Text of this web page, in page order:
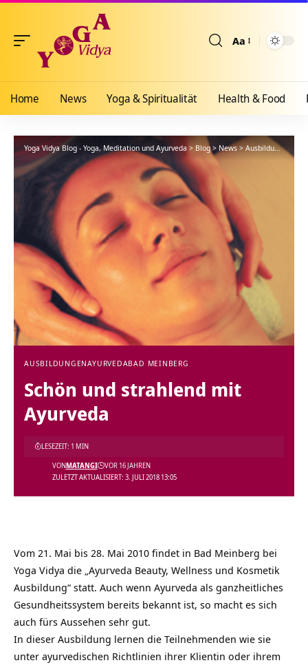
Aa
Home News Yoga & Spiritualität Health & Food
Yoga Vidya Blog - Yoga, Meditation und Ayurveda >Blog> News>Ausbildungen
AUSBILDUNGENAYURVEDABAD MEINBERG
Schön und strahlend mit
Ayurveda
ZULETZT AKTUALISIERT: 3. JULI 2018 13:05
VONMATANGI VOR 16 JAHREN
LESEZEIT: 1 MIN
Vom 21. Mai bis 28. Mai 2010 findet in Bad Meinberg bei
Yoga Vidya die „Ayurveda Beauty, Wellness und Kosmetik
Ausbildung“ statt. Auch wenn Ayurveda als ganzheitliches
Gesundheitssystem bereits bekannt ist, so macht es sich
auch fürs Aussehen sehr gut.
In dieser Ausbildung lernen die Teilnehmenden wie sie
unter ayurvedischen Richtlinien ihrer Klientin oder ihrem